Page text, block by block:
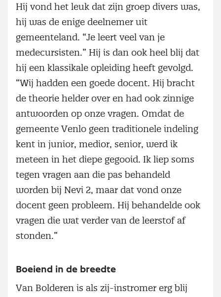
Hij vond het leuk dat zijn groep divers was,
hij was de enige deelnemer uit
gemeenteland. “Je leert veel van je
medecursisten.” Hij is dan ook heel blij dat
hij een klassikale opleiding heeft gevolgd.
“Wij hadden een goede docent. Hij bracht
de theorie helder over en had ook zinnige
antwoorden op onze vragen. Omdat de
gemeente Venlo geen traditionele indeling
kent in junior, medior, senior, werd ik
meteen in het diepe gegooid. Ik liep soms
tegen vragen aan die pas behandeld
worden bij Nevi 2, maar dat vond onze
docent geen probleem. Hij behandelde ook
vragen die wat verder van de leerstof af
stonden.”
Boeiend in de breedte
Van Bolderen is als zij-instromer erg blij